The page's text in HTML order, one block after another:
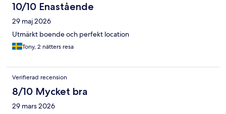
10/10 Enastående
29 maj 2026
Utmärkt boende och perfekt location
Tony, 2 nätters resa
Verifierad recension
8/10 Mycket bra
29 mars 2026